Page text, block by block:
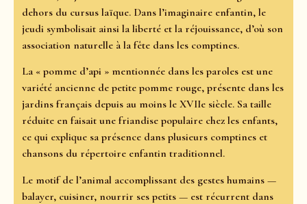
dehors du cursus laïque. Dans l’imaginaire enfantin, le
jeudi symbolisait ainsi la liberté et la réjouissance, d’où son
association naturelle à la fête dans les comptines.
La « pomme d’api » mentionnée dans les paroles est une
variété ancienne de petite pomme rouge, présente dans les
jardins français depuis au moins le XVIIe siècle. Sa taille
réduite en faisait une friandise populaire chez les enfants,
ce qui explique sa présence dans plusieurs comptines et
chansons du répertoire enfantin traditionnel.
Le motif de l’animal accomplissant des gestes humains —
balayer, cuisiner, nourrir ses petits — est récurrent dans